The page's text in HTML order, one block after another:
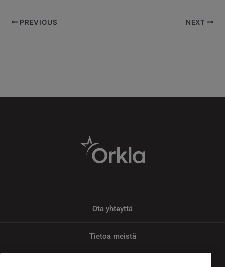
PREVIOUS NEXT
Ota yhteyttä
Tietoa meistä